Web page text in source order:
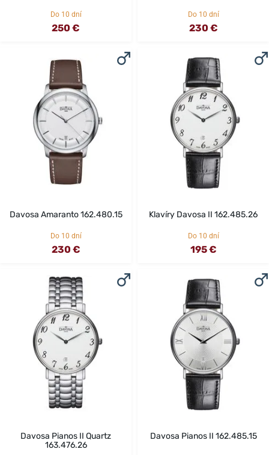
Do 10 dní
250 €
Do 10 dní
230 €
Davosa Amaranto 162.480.15
Do 10 dní
230 €
Klavíry Davosa II 162.485.26
Do 10 dní
195 €
Davosa Pianos II Quartz
163.476.26
Davosa Pianos II 162.485.15